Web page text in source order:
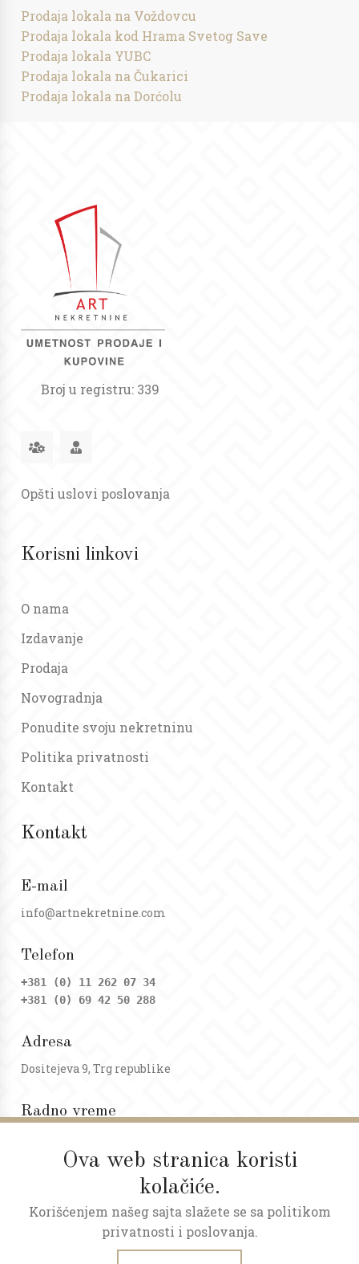
Ova web stranica koristi
kolačiće.
Korišćenjem našeg sajta slažete se sa politikom
privatnosti i poslovanja.
Prodaja lokala na Voždovcu
Prodaja lokala kod Hrama Svetog Save
Prodaja lokala YUBC
Prodaja lokala na Čukarici
Prodaja lokala na Dorćolu
Broj u registru: 339
Opšti uslovi poslovanja
Korisni linkovi
O nama
Izdavanje
Prodaja
Novogradnja
Ponudite svoju nekretninu
Politika privatnosti
Kontakt
Kontakt
E-mail
info@artnekretnine.com
Telefon
+381 (0) 11 262 07 34
+381 (0) 69 42 50 288
Adresa
Dositejeva 9, Trg republike
Radno vreme
Subota: 09 - 17h